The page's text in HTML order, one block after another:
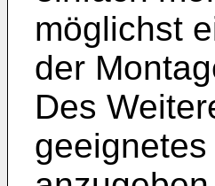
möglichst
der
Des